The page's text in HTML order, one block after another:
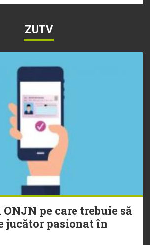
ZUTV
pe care trebuie să
jucător pasionat în